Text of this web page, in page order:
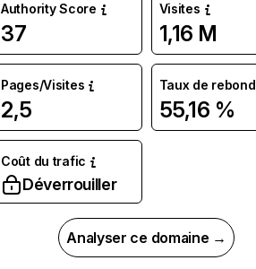
Authority Score
37
Visites
1,16 M
Pages/Visites
2,5
Taux de rebond
55,16 %
Coût du trafic
Déverrouiller
Analyser ce domaine →